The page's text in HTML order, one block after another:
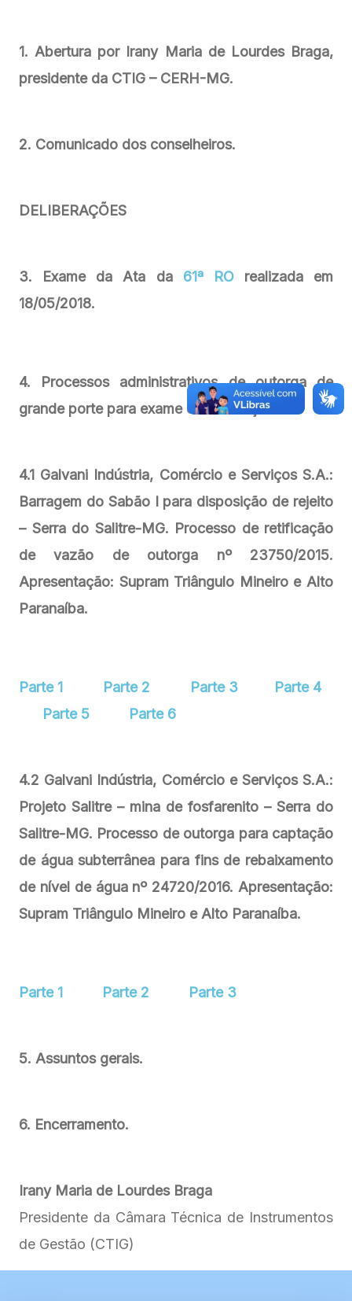
1. Abertura por Irany Maria de Lourdes Braga,
presidente da CTIG – CERH-MG.
2. Comunicado dos conselheiros.
DELIBERAÇÕES
3. Exame da Ata da 61ª ROrealizada em
18/05/2018.
4. Processos administrativos de outorga de
grande porte para exame e deliberação:
4.1 Galvani Indústria, Comércio e Serviços S.A.:
Barragem do Sabão I para disposição de rejeito
– Serra do Salitre-MG. Processo de retificação
de vazão de outorga nº 23750/2015.
Apresentação: Supram Triângulo Mineiro e Alto
Paranaíba.
Parte 1 Parte 2 Parte 3
Parte 4
Parte 5
Parte 6
4.2 Galvani Indústria, Comércio e Serviços S.A.:
Projeto Salitre – mina de fosfarenito – Serra do
Salitre-MG. Processo de outorga para captação
de água subterrânea para fins de rebaixamento
de nível de água nº 24720/2016. Apresentação:
Supram Triângulo Mineiro e Alto Paranaíba.
Parte 1 Parte 2 Parte 3
5. Assuntos gerais.
6. Encerramento.
Irany Maria de Lourdes Braga
Presidente da Câmara Técnica de Instrumentos
de Gestão (CTIG)